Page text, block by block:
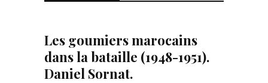
Les goumiers marocains
dans la bataille (1948-1951).
Daniel Sornat.